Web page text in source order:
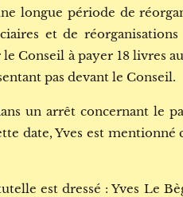
longue période de
et de
Conseil à payer 18 livres
pas devant le Conseil.
un arrêt concernant le
date, Yves est
est dressé : Yves Le